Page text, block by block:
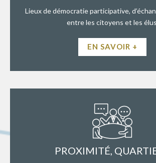
Lieux de démocratie participative,
entre les citoyens et les
EN SAVOIR +
PROXIMITÉ,